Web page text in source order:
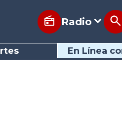
Radio
En Línea